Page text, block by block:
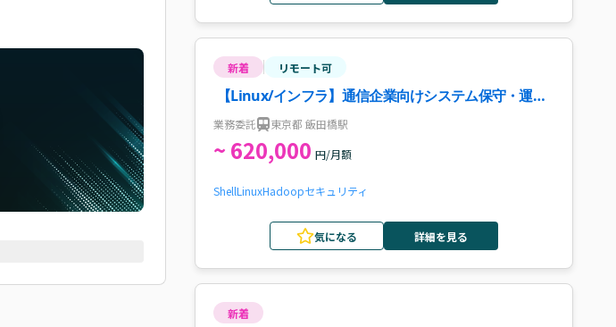
新着 リモート可
【Linux/インフラ】通信企業向けシステム保守・運用
案件
業務委託 東京都 飯田橋駅
~ 620,000 円/月額
ShellLinuxHadoopセキュリティ
気になる 詳細を見る
新着